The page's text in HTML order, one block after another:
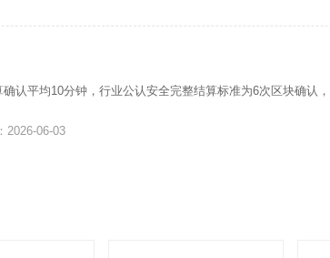
认平均10分钟，行业公认安全完整结算标准为6次区块确认
2026-06-03